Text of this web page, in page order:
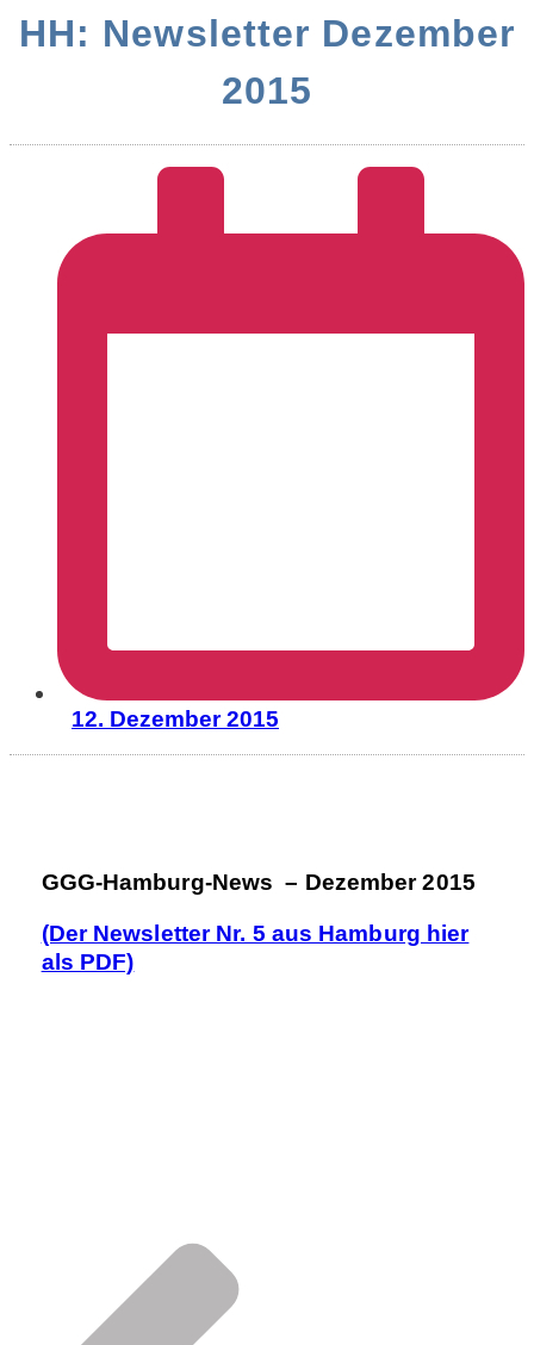
HH: Newsletter Dezember
2015
12. Dezember 2015
GGG-Hamburg-News – Dezember 2015
(Der Newsletter Nr. 5 aus Hamburg hier
als PDF)